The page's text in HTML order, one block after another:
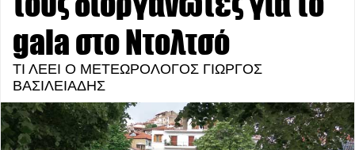
gala στο Ντολτσό
ΤΙ ΛΕΕΙ Ο ΜΕΤΕΩΡΟΛΟΓΟΣ ΓΙΩΡΓΟΣ
ΒΑΣΙΛΕΙΑΔΗΣ